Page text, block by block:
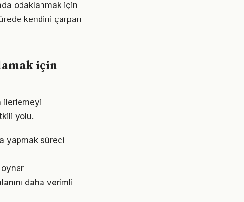
odaklanmak için
kendini çarpan
için
ilerlemeyi
yolu.
yapmak süreci
oynar
daha verimli